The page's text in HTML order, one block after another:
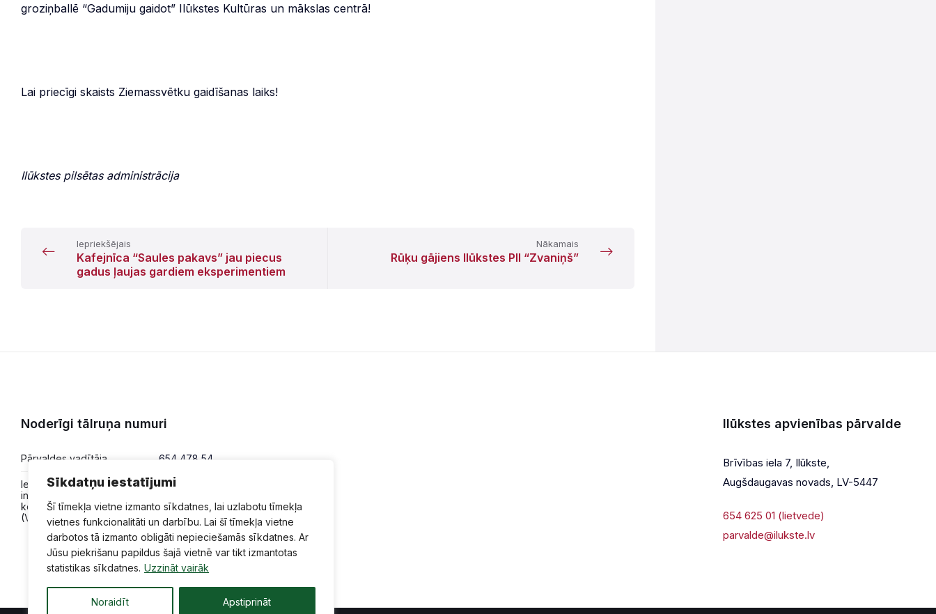
Sīkdatņu iestatījumi
Šī tīmekļa vietne izmanto sīkdatnes, lai uzlabotu tīmekļa
vietnes funkcionalitāti un darbību. Lai šī tīmekļa vietne
darbotos tā izmanto obligāti nepieciešamās sīkdatnes. Ar
Jūsu piekrišanu papildus šajā vietnē var tikt izmantotas
statistikas sīkdatnes. Uzzināt vairāk
Noraidīt Apstiprināt
groziņballē “Gadumiju gaidot” Ilūkstes Kultūras un mākslas centrā!
Lai priecīgi skaists Ziemassvētku gaidīšanas laiks!
Ilūkstes pilsētas administrācija
Iepriekšējais
Kafejnīca “Saules pakavs” jau piecus
gadus ļaujas gardiem eksperimentiem
Nākamais
Rūķu gājiens Ilūkstes PII “Zvaniņš”
Noderīgi tālruņa numuri
Pārvaldes vadītāja 654 478 54
Iesniegumi,
informācija,
konsultācijas
(VPVKAC)
654 478 50
Ilūkstes apvienības pārvalde
Brīvības iela 7, Ilūkste,
Augšdaugavas novads, LV-5447
654 625 01 (lietvede)
parvalde@ilukste.lv